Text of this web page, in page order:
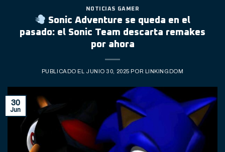
NOTICIAS GAMER
Sonic Adventure se queda en el
pasado: el Sonic Team descarta remakes
por ahora
PUBLICADO EL JUNIO 30, 2025 POR LINKINGDOM
30
Jun